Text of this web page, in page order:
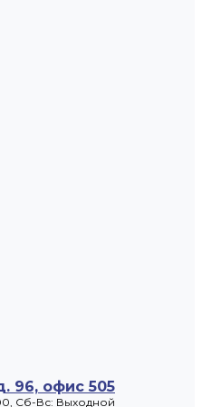
96, офис 505
Cб-Вс: Выходной